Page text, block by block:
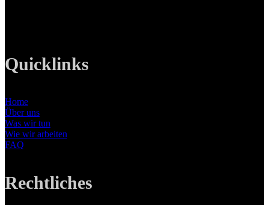
Quicklinks
Home
Über uns
Was wir tun
Wie wir arbeiten
FAQ
Rechtliches